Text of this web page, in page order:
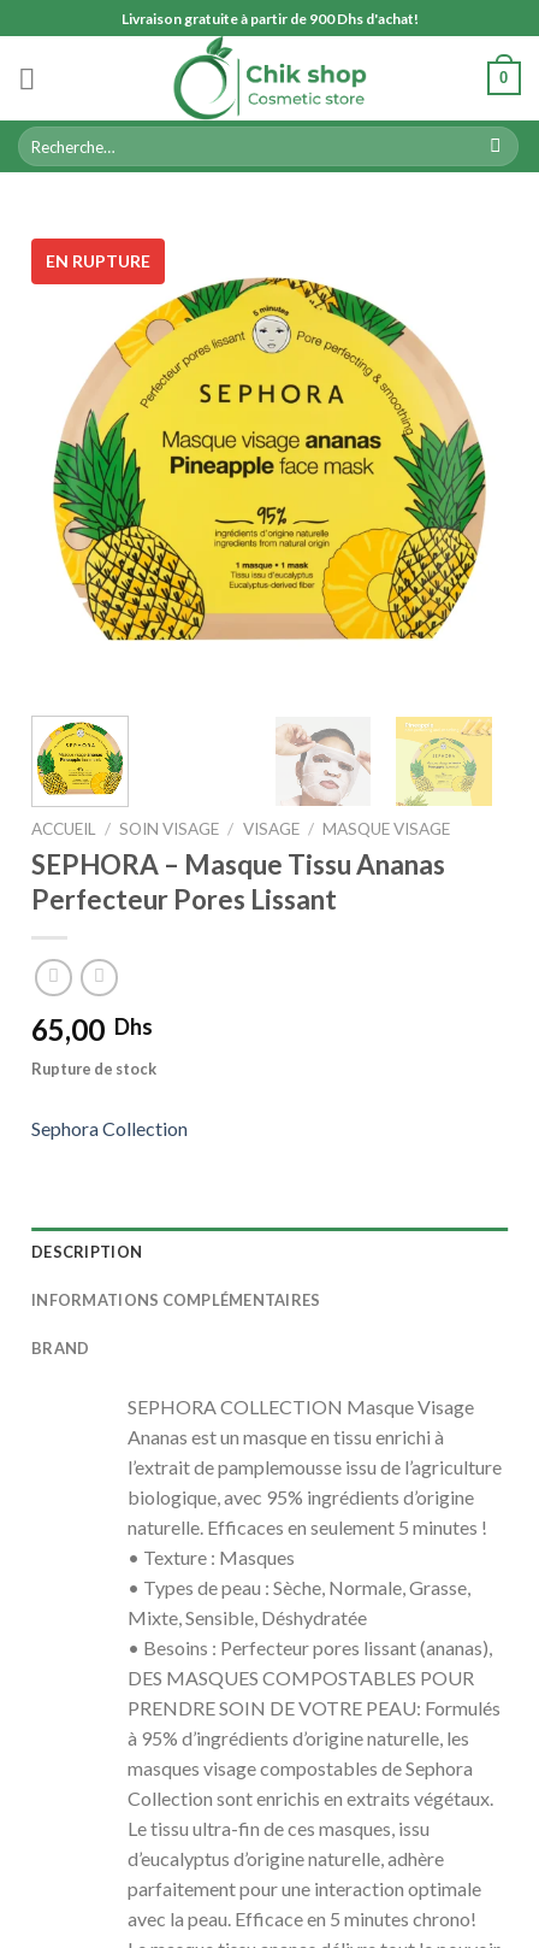
to
content
Livraison gratuite à partir de 900 Dhs d'achat!
0
Recherche
pour :
EN RUPTURE
ACCUEIL / SOIN VISAGE / VISAGE / MASQUE VISAGE
SEPHORA – Masque Tissu Ananas
Perfecteur Pores Lissant
65,00 Dhs
Rupture de stock
Sephora Collection
DESCRIPTION
INFORMATIONS COMPLÉMENTAIRES
BRAND
SEPHORA COLLECTION Masque Visage
Ananas est un masque en tissu enrichi à
l’extrait de pamplemousse issu de l’agriculture
biologique, avec 95% ingrédients d’origine
naturelle. Efficaces en seulement 5 minutes !
• Texture : Masques
• Types de peau : Sèche, Normale, Grasse,
Mixte, Sensible, Déshydratée
• Besoins : Perfecteur pores lissant (ananas),
DES MASQUES COMPOSTABLES POUR
PRENDRE SOIN DE VOTRE PEAU: Formulés
à 95% d’ingrédients d’origine naturelle, les
masques visage compostables de Sephora
Collection sont enrichis en extraits végétaux.
Le tissu ultra-fin de ces masques, issu
d’eucalyptus d’origine naturelle, adhère
parfaitement pour une interaction optimale
avec la peau. Efficace en 5 minutes chrono!